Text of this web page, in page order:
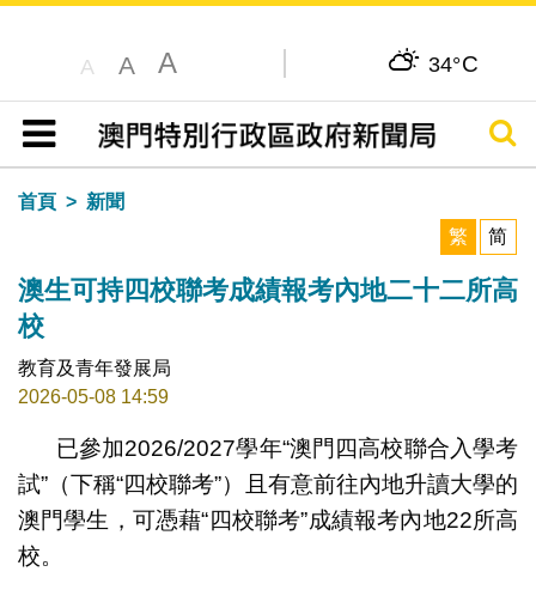
A A A 34°C
目錄
搜尋
首頁
新聞
繁
简
澳生可持四校聯考成績報考內地二十二所高
校
教育及青年發展局
2026-05-08 14:59
已參加2026/2027學年“澳門四高校聯合入學考
試”（下稱“四校聯考”）且有意前往內地升讀大學的
澳門學生，可憑藉“四校聯考”成績報考內地22所高
校。